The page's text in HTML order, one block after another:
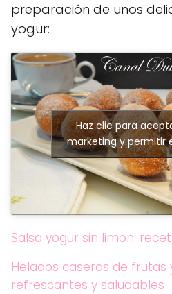
preparación de unos
yogur:
Haz clic para
marketing y permitir
Salsa yogur sin limon:
Helados caseros de frutas
refrescantes y saludables